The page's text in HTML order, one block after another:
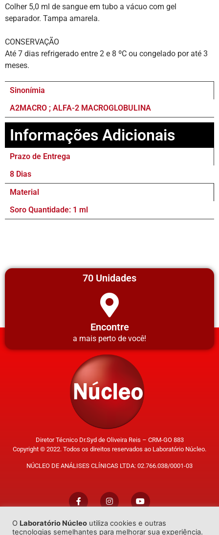
Colher 5,0 ml de sangue em tubo a vácuo com gel
separador. Tampa amarela.
CONSERVAÇÃO
Até 7 dias refrigerado entre 2 e 8 ºC ou congelado por até 3
meses.
Sinonímia
A2MACRO ; ALFA-2 MACROGLOBULINA
Informações Adicionais
Prazo de Entrega
8 Dias
Material
Soro Quantidade: 1 ml
70 Unidades
Encontre
a mais perto de você!
Diretor Técnico Dr.Syd de Oliveira Reis – CRM-GO 883
Copyright © 2022. Todos os direitos reservados ao Laboratório Núcleo.
NÚCLEO DE ANÁLISES CLÍNICAS LTDA: 02.766.038/0001-03
Trabalhe Conosco
O Laboratório Núcleo utiliza cookies e outras
tecnologias semelhantes para melhorar sua experiência.